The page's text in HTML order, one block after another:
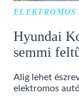
ELEKTROMOS
Hyundai
semmi
Alig lehet
elektromos